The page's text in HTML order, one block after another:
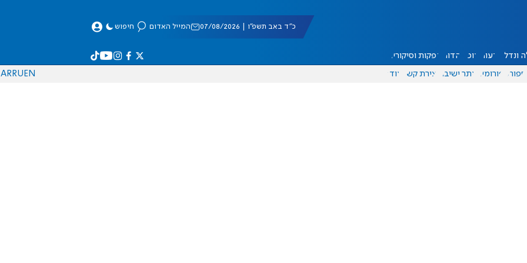
כ"ד באב תשפ"ו | 07/08/2026 המייל האדום חיפוש
ונדל"ן דעות אוכל יהדות הפקות וסיקורים
ספורט פורומים אתר ישיבה יצירת קשר עוד EN
RU
AR